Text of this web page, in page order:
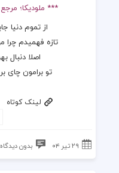
*** ملودیکا؛
از تموم دنیا
تازه فهمیدم
اصلا دنبال
تو برامون چای
لینک کوتاه
۲۹ تیر ۰۴ بدون دیدگاه